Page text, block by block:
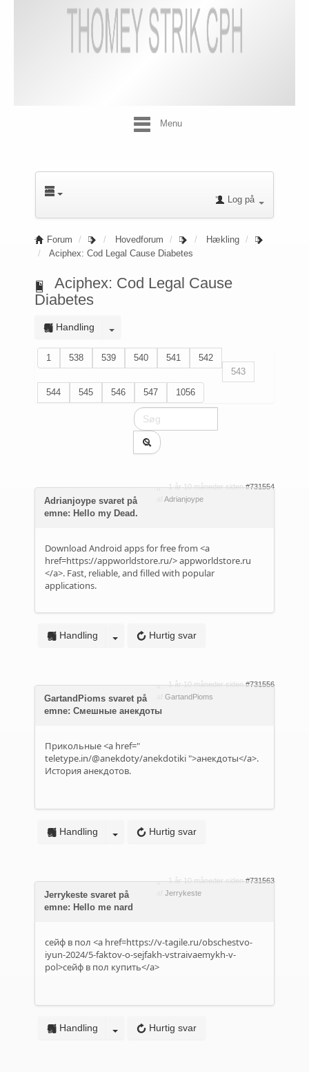
Menu
Log på
Forum Hovedforum
Hækling
Aciphex: Cod Legal Cause Diabetes
Aciphex: Cod Legal Cause
Diabetes
Handling
1 538 539 540 541
542
543
544
545 546 547 1056
1 år 10 måneder siden #731554
Adrianjoype
Adrianjoype svaret på
emne: Hello my Dead.
Download Android apps for free from <a
href=https://appworldstore.ru/>appworldstore.ru
</a>. Fast, reliable, and filled with popular
applications.
Hurtig svar
Handling
1 år 10 måneder siden #731556
GartandPioms
GartandPioms svaret på
emne: Смешные анекдоты
Прикольные <a href="
teletype.in/@anekdoty/anekdotiki ">анекдоты</a>.
История анекдотов.
Hurtig svar
Handling
1 år 10 måneder siden #731563
Jerrykeste
Jerrykeste svaret på
emne: Hello me nard
сейф в пол <a href=https://v-tagile.ru/obschestvo-
iyun-2024/5-faktov-o-sejfakh-vstraivaemykh-v-
pol>сейф в пол купить</a>
Hurtig svar
Handling